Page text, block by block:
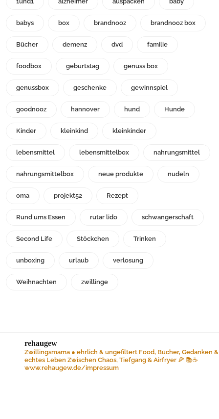
babys box brandnooz brandnooz box
Bücher demenz dvd familie
foodbox geburtstag genuss box
genussbox geschenke gewinnspiel
goodnooz hannover hund Hunde
Kinder kleinkind kleinkinder
lebensmittel lebensmittelbox nahrungsmittel
nahrungsmittelbox neue produkte nudeln
oma projekt52 Rezept
Rund ums Essen rutar lido schwangerschaft
Second Life Stöckchen Trinken
unboxing urlaub verlosung
Weihnachten zwillinge
rehaugew
Zwillingsmama ● ehrlich & ungefiltert Food, Bücher, Gedanken &
echtes Leben Zwischen Chaos, Tiefgang & Airfryer 🍕 📚☕️
www.rehaugew.de/impressum